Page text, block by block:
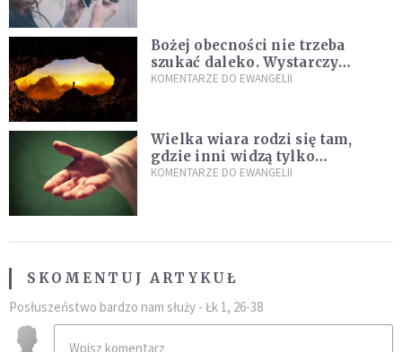
Bożej obecności nie trzeba
szukać daleko. Wystarczy
nauczyć się słuchać
KOMENTARZE DO EWANGELII
Wielka wiara rodzi się tam,
gdzie inni widzą tylko
przeszkody
KOMENTARZE DO EWANGELII
SKOMENTUJ ARTYKUŁ
Posłuszeństwo bardzo nam służy - Łk 1, 26-38